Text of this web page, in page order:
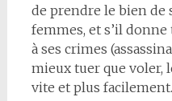
de prendre le bien de
femmes, et s’il
à ses crimes
mieux tuer que voler,
vite et plus facilement.